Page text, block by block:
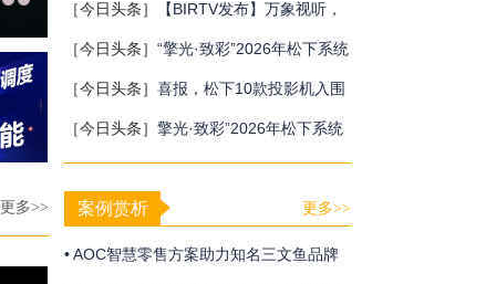
互体验
海塞尔三款天花阵列麦克风，该选哪一
款？
［今日头条］ 【BIRTV发布】万象视听，
向新而生，BIRTV2026即将开幕！
［今日头条］ “擎光·致彩”2026年松下系统
工程投影机新品发布会终站广州站圆满收
官
［今日头条］ 喜报，松下10款投影机入围
重庆党政采购
［今日头条］ 擎光·致彩”2026年松下系统
工程投影机新品发布会上海站隆重召开
更多>> 案例赏析 更多>>
• AOC智慧零售方案助力知名三文鱼品牌